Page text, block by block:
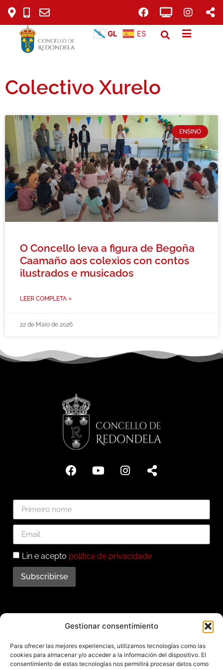
Gestionar consentimiento
Para ofrecer las mejores experiencias, utilizamos tecnologías como las
cookies para almacenar y/o acceder a la información del dispositivo. El
consentimiento de estas tecnologías nos permitirá procesar datos como
GL ES
Colectivo Xurelo
ENSINO
O Concello leva a figura de Begoña
Caamaño aos colexios con contos
ilustrados e musicados
LEER COMPLETA »
22 de Maio de 2026
Lin e acepto política de privacidade
Subscribirse
Subscríbete ao noso
boletín
Mantente informado das últimas novidades e